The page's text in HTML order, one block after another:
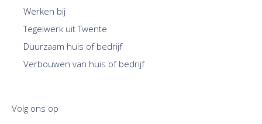
Werken bij
Tegelwerk uit Twente
Duurzaam huis of bedrijf
Verbouwen van huis of bedrijf
Volg ons op